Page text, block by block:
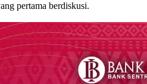
pertama berdiskusi.